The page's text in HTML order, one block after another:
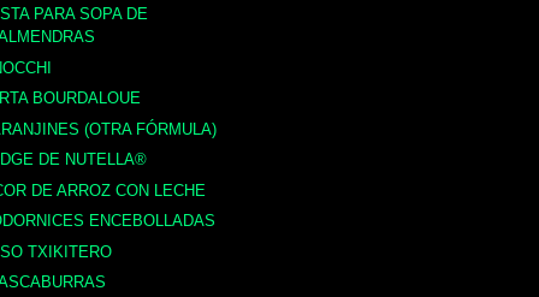
PARA SOPA DE
BOURDALOUE
(OTRA FÓRMULA)
DE NUTELLA®
DE ARROZ CON LECHE
ENCEBOLLADAS
TXIKITERO